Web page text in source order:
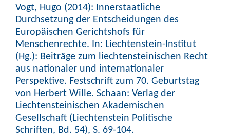
Vogt, Hugo (2014): Innerstaatliche
Durchsetzung der Entscheidungen des
Europäischen Gerichtshofs für
Menschenrechte. In: Liechtenstein-Institut
(Hg.): Beiträge zum liechtensteinischen Recht
aus nationaler und internationaler
Perspektive. Festschrift zum 70. Geburtstag
von Herbert Wille. Schaan: Verlag der
Liechtensteinischen Akademischen
Gesellschaft (Liechtenstein Politische
Schriften, Bd. 54), S. 69-104.